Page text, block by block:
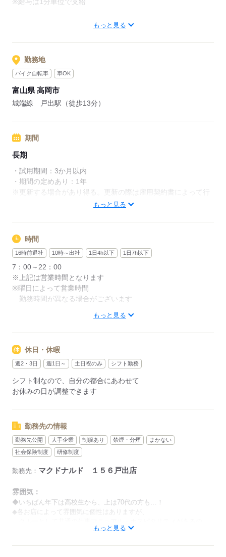
気楽に来てくださいね！
応募する
マクドナルドでは1分単位でお給料を計算する分給制度をとって
勤務時はマクドナルド商品が約30％オフです！！
年に2回昇給の機会もあります！
もっと見る
勤務地
バイク自転車 車OK
富山県 高岡市
城端線 戸出駅（徒歩13分）
期間
長期
・試用期間：3か月以内
・期間の定めあり：1年
※更新する場合があり得る。更新の際は雇用契約書によって行
もっと見る
時間
16時前退社 10時～出社 1日4h以下 1日7h以下
7：00～22：00
※上記は営業時間となります
※曜日によって営業時間
勤務時間が異なる場合がございます
応募する
もっと見る
休日・休暇
週2・3日 週1日～ 土日祝のみ シフト勤務
シフト制なので、自分の都合にあわせて
お休みの日が調整できます
勤務先の情報
勤務先公開 大手企業 制服あり 禁煙・分煙
まかない
社会保険制度
研修制度
勤務先： マクドナルド １５６戸出店
雰囲気：
◆いちばん年下は高校生から、上は70代の方も…！
◆各お店によって雰囲気に個性はありますが、
もっと見る